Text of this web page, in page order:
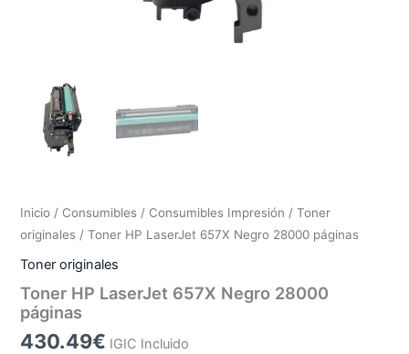
Inicio / Consumibles / Consumibles Impresión /Toner
originales / Toner HP LaserJet 657X Negro 28000 páginas
Toner originales
Toner HP LaserJet 657X Negro 28000
páginas
430.49€ IGIC Incluido